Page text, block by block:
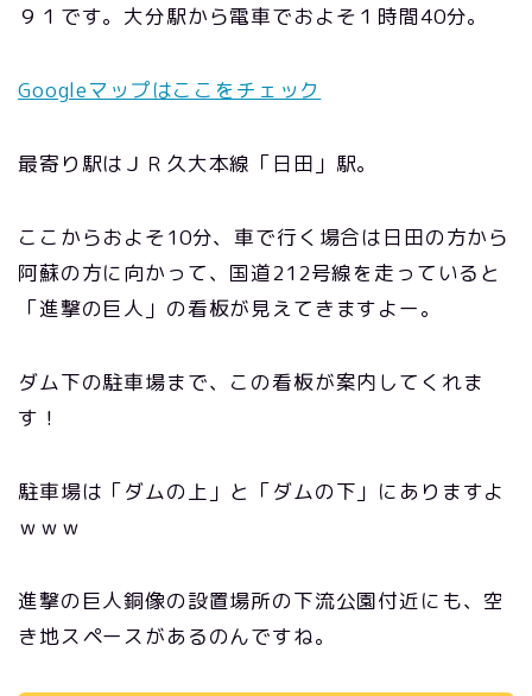
９１です。大分駅から電車でおよそ１時間40分。
Googleマップはここをチェック
最寄り駅はＪＲ久大本線「日田」駅。
ここからおよそ10分、車で行く場合は日田の方から
阿蘇の方に向かって、国道212号線を走っていると
「進撃の巨人」の看板が見えてきますよー。
ダム下の駐車場まで、この看板が案内してくれま
す！
駐車場は「ダムの上」と「ダムの下」にありますよ
ｗｗｗ
進撃の巨人銅像の設置場所の下流公園付近にも、空
き地スペースがあるのんですね。